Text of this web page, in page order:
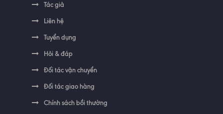
Tác giả
Liên hệ
Tuyển dụng
Hỏi & đáp
Đối tác vận chuyển
Đối tác giao hàng
Chính sách bồi thường